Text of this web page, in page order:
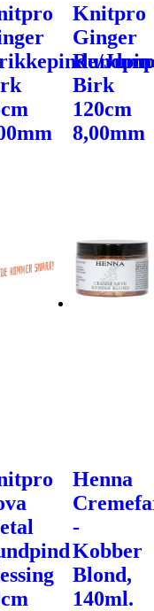
Knitpro
Ginger
Birk
120cm
8,00mm
Henna
-
Kobber
Blond,
140ml.